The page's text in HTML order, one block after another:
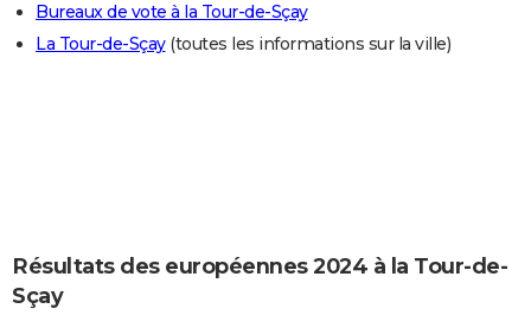
Art de vivre
Bien-être
Loisirs
Mode
Modes de vie
CARTE DE VOEUX
Carte de Noël
Carte Bonne année
Carte Saint-Valentin
Carte Pâques
Carte d'anniversaire
DICTIONNAIRE
Bureaux de vote à la Tour-de-Sçay
La Tour-de-Sçay(toutes les informations sur la ville)
Résultats des européennes 2024 à la Tour-de-
Sçay